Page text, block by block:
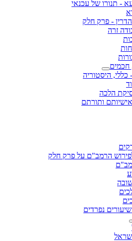
- תנורו של עכנאי
- פרק חלק
זרה
חכמים
היסטוריה
הלכה
ותורתם
הרמב"ם על פרק חלק
נפרדים